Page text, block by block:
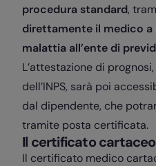
procedura standard,
direttamente il medico a
malattia all’ente di
L’attestazione di
dell’INPS, sarà poi
dal dipendente, che
tramite posta certificata.
Il certificato cartaceo
Il certificato medico